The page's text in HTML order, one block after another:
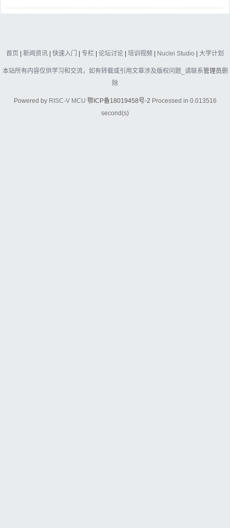
首页 新闻资讯 快速入门 专栏 论坛讨论 培训视频 Nuclei Studio 大学计划
本站所有内容仅供学习和交流，如有转载或引用文章涉及版权问题_请联系管理员删
除
Powered by RISC-V MCU 鄂ICP备18019458号-2 Processed in 0.013516
second(s)